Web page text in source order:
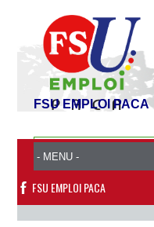
FSU EMPLOI PACA
FSU EMPLOI PACA